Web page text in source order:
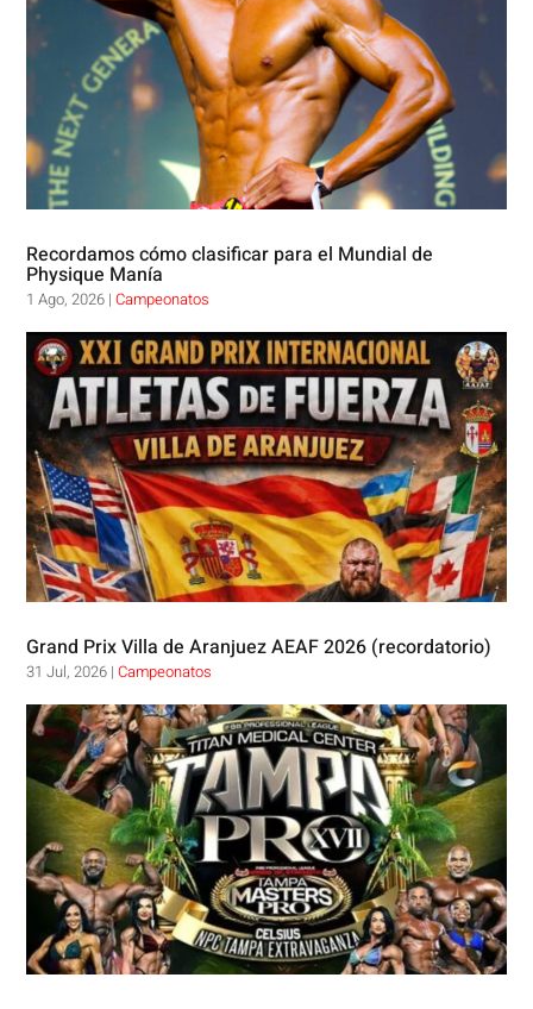
Recordamos cómo clasificar para el Mundial de
Physique Manía
1 Ago, 2026 |Campeonatos
Grand Prix Villa de Aranjuez AEAF 2026 (recordatorio)
31 Jul, 2026 |Campeonatos